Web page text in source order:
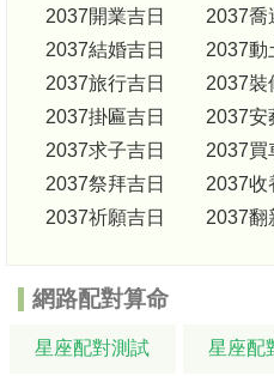
2037開業吉日 2037喬
2037結婚吉日
2037動
2037旅行吉日
2037裝
2037掛匾吉日
2037安
2037求子吉日
2037買
2037祭拜吉日
2037收
2037祈願吉日
2037翻
網路配對算命
星座配對測試 星座配